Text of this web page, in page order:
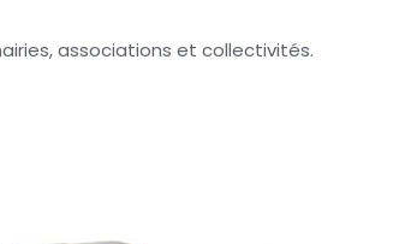
associations et collectivités.